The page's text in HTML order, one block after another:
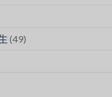
(49)